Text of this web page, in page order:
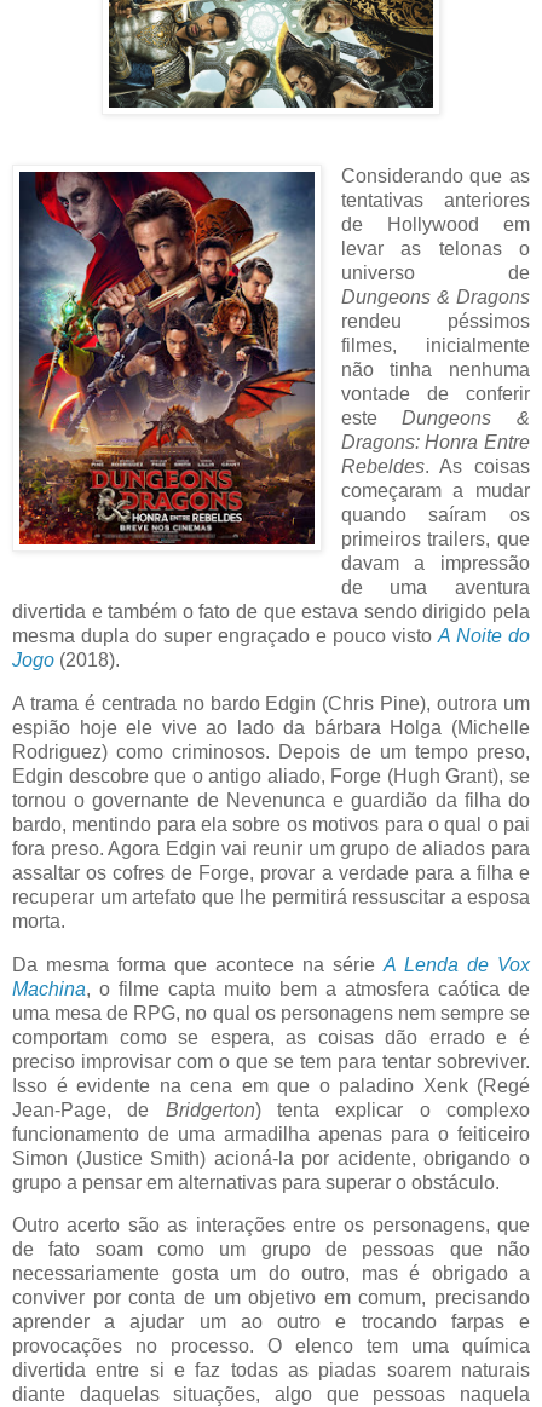
Considerando que as
tentativas anteriores
de Hollywood em
levar as telonas o
universo de
Dungeons & Dragons
rendeu péssimos
filmes, inicialmente
não tinha nenhuma
vontade de conferir
esteDungeons &
Dragons: Honra Entre
Rebeldes. As coisas
começaram a mudar
quando saíram os
primeiros trailers, que
davam a impressão
de uma aventura
divertida e também o fato de que estava sendo dirigido pela
mesma dupla do super engraçado e pouco visto A Noite do
Jogo (2018).
A trama é centrada no bardo Edgin (Chris Pine), outrora um
espião hoje ele vive ao lado da bárbara Holga (Michelle
Rodriguez) como criminosos. Depois de um tempo preso,
Edgin descobre que o antigo aliado, Forge (Hugh Grant), se
tornou o governante de Nevenunca e guardião da filha do
bardo, mentindo para ela sobre os motivos para o qual o pai
fora preso. Agora Edgin vai reunir um grupo de aliados para
assaltar os cofres de Forge, provar a verdade para a filha e
recuperar um artefato que lhe permitirá ressuscitar a esposa
morta.
Da mesma forma que acontece na série A Lenda de Vox
Machina, o filme capta muito bem a atmosfera caótica de
uma mesa de RPG, no qual os personagens nem sempre se
comportam como se espera, as coisas dão errado e é
preciso improvisar com o que se tem para tentar sobreviver.
Isso é evidente na cena em que o paladino Xenk (Regé
Jean-Page, de Bridgerton) tenta explicar o complexo
funcionamento de uma armadilha apenas para o feiticeiro
Simon (Justice Smith) acioná-la por acidente, obrigando o
grupo a pensar em alternativas para superar o obstáculo.
Outro acerto são as interações entre os personagens, que
de fato soam como um grupo de pessoas que não
necessariamente gosta um do outro, mas é obrigado a
conviver por conta de um objetivo em comum, precisando
aprender a ajudar um ao outro e trocando farpas e
provocações no processo. O elenco tem uma química
divertida entre si e faz todas as piadas soarem naturais
diante daquelas situações, algo que pessoas naquela